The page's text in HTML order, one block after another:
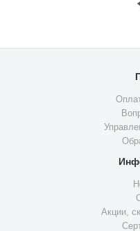
Акции,